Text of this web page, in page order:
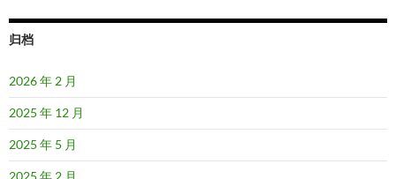
归档
2026 年 2 月
2025 年 12 月
2025 年 5 月
2025 年 2 月